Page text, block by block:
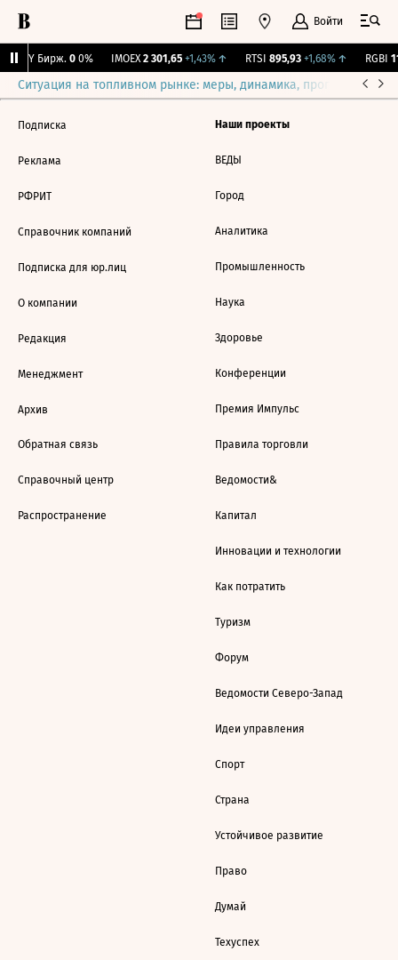
Войти
CNY Бирж. 0 0% IMOEX 2 301,65 +1,43%↑ RTSI 895,93 +1,68%↑ RGBI
Ситуация на топливном рынке: меры, динамика, прогнозы
Подписка
Реклама
РФРИТ
Справочник компаний
Подписка для юр.лиц
О компании
Редакция
Менеджмент
Архив
Обратная связь
Справочный центр
Распространение
Наши проекты
ВЕДЫ
Город
Аналитика
Промышленность
Наука
Здоровье
Конференции
Премия Импульс
Правила торговли
Ведомости&
Капитал
Инновации и технологии
Как потратить
Туризм
Форум
Ведомости Северо-Запад
Идеи управления
Спорт
Страна
Устойчивое развитие
Право
Думай
Техуспех